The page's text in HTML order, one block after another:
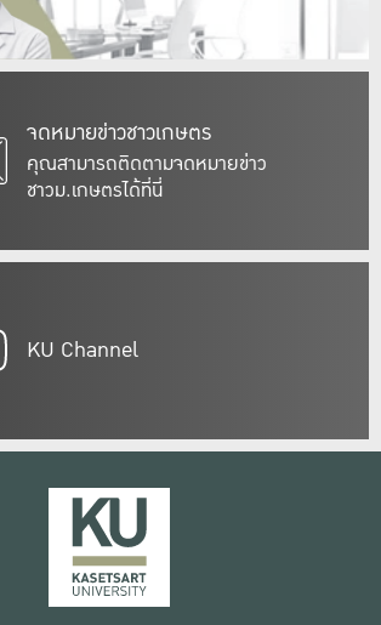
จดหมายข่าวชาวเกษตร
คุณสามารถติดตามจดหมายข่าว
ชาวม.เกษตรได้ที่นี่
KU Channel